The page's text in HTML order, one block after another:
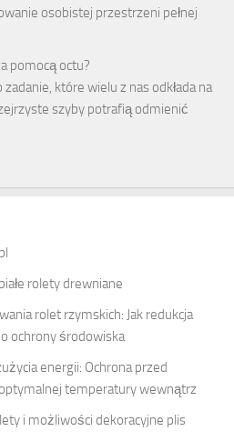
osobistej przestrzeni pełnej
pomocą octu?
które wielu z nas odkłada na
szyby potrafią odmienić
rolety drewniane
rolet rzymskich: Jak redukcja
ochrony środowiska
energii: Ochrona przed
temperatury wewnątrz
i możliwości dekoracyjne plis